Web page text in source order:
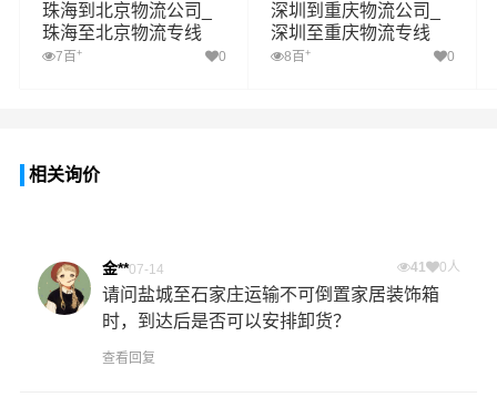
珠海到北京物流公司_
珠海至北京物流专线
7百 + 0
深圳到重庆物流公司_
深圳至重庆物流专线
8百 + 0
相关询价
金**07-14 41 0人
请问盐城至石家庄运输不可倒置家居装饰箱
时，到达后是否可以安排卸货？
查看回复